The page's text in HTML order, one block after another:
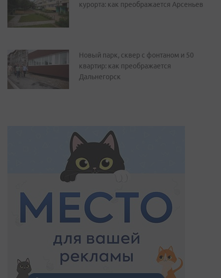
курорта: как преображается Арсеньев
Новый парк, сквер с фонтаном и 50
квартир: как преображается
Дальнегорск